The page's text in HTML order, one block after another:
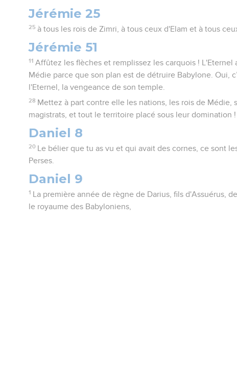
Jérémie 25
25 à tous les rois de Zimri, à tous ceux d'Elam et à tous
Jérémie 51
11 Affûtez les flèches et remplissez les carquois ! L'Eternel
Médie parce que son plan est de détruire Babylone. Oui,
l'Eternel, la vengeance de son temple.
28 Mettez à part contre elle les nations, les rois de Médie,
magistrats, et tout le territoire placé sous leur domination !
Daniel 8
20
Le bélier que tu as vu et qui avait des cornes, ce sont
Perses.
Daniel 9
1
La première année de règne de Darius, fils d'Assuérus,
le royaume des Babyloniens,